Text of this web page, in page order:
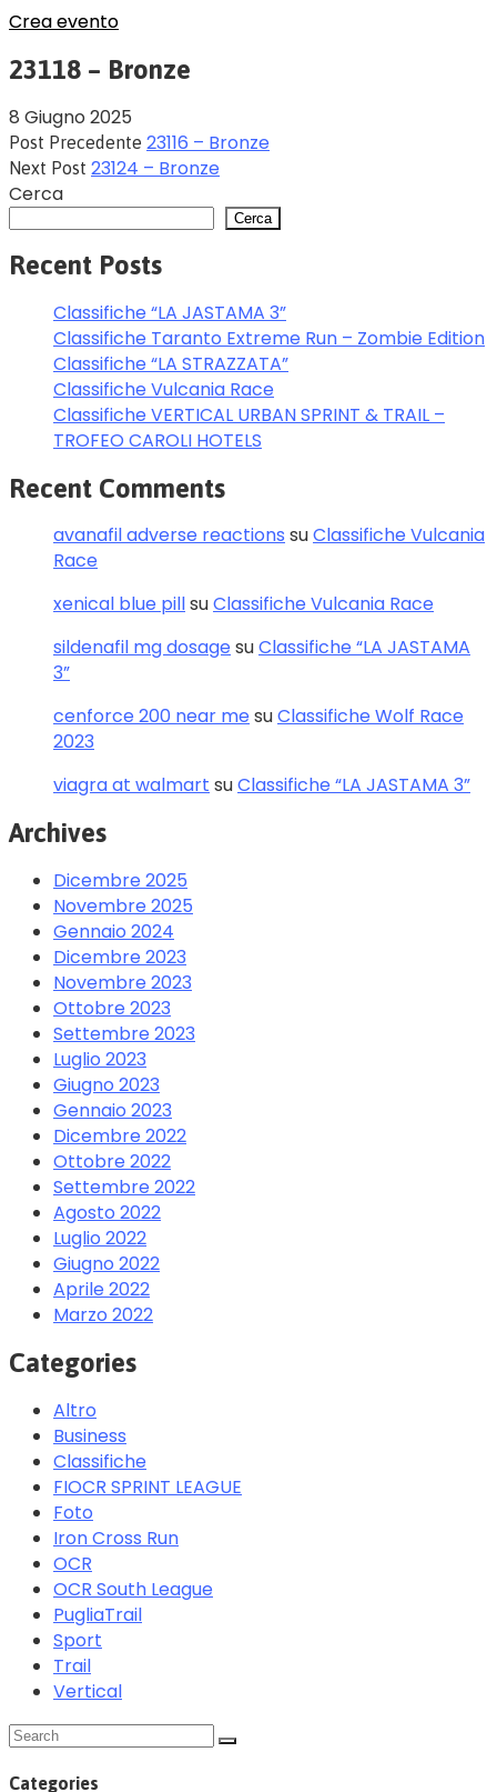
Crea evento
23118 – Bronze
8 Giugno 2025
Post Precedente 23116 – Bronze
Next Post 23124 – Bronze
Cerca
Cerca
Recent Posts
Classifiche “LA JASTAMA 3”
Classifiche Taranto Extreme Run – Zombie Edition
Classifiche “LA STRAZZATA”
Classifiche Vulcania Race
Classifiche VERTICAL URBAN SPRINT & TRAIL –
TROFEO CAROLI HOTELS
Recent Comments
avanafil adverse reactions suClassifiche Vulcania
Race
xenical blue pillsuClassifiche Vulcania Race
sildenafil mg dosagesuClassifiche “LA JASTAMA
3”
cenforce 200 near mesuClassifiche Wolf Race
2023
viagra at walmart suClassifiche “LA JASTAMA 3”
Archives
Dicembre 2025
Novembre 2025
Gennaio 2024
Dicembre 2023
Novembre 2023
Ottobre 2023
Settembre 2023
Luglio 2023
Giugno 2023
Gennaio 2023
Dicembre 2022
Ottobre 2022
Settembre 2022
Agosto 2022
Luglio 2022
Giugno 2022
Aprile 2022
Marzo 2022
Categories
Altro
Business
Classifiche
FIOCR SPRINT LEAGUE
Foto
Iron Cross Run
OCR
OCR South League
PugliaTrail
Sport
Trail
Vertical
Categories